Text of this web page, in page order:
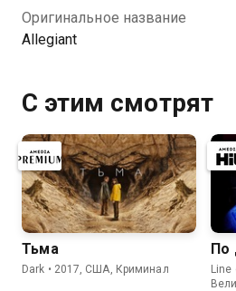
Оригинальное название
Allegiant
С этим смотрят
Тьма
Dark • 2017, США, Криминал
По
Line